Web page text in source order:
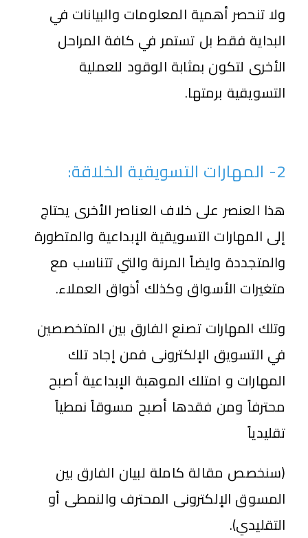
ولا تنحصر أهمية المعلومات والبيانات في
البداية فقط بل تستمر في كافة المراحل
الأخرى لتكون بمثابة الوقود للعملية
التسويقية برمتها.
2- المهارات التسويقية الخلاقة:
هذا العنصر على خلاف العناصر الأخرى يحتاج
إلى المهارات التسويقية الإبداعية والمتطورة
والمتجددة وايضاً المرنة والتي تتناسب مع
متغيرات الأسواق وكذلك أذواق العملاء.
وتلك المهارات تصنع الفارق بين المتخصصين
في التسويق الإلكترونى فمن إجاد تلك
المهارات و امتلك الموهبة الإبداعية أصبح
محترفاً ومن فقدها أصبح مسوقاً نمطياً
تقليدياً
(سنخصص مقالة كاملة لبيان الفارق بين
المسوق الإلكترونى المحترف والنمطى أو
التقليدي).